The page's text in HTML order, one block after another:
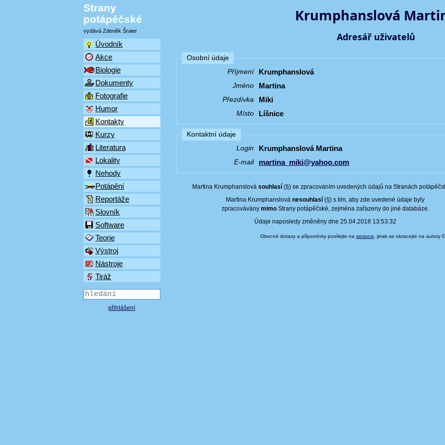
Strany
potápěčské
vydává Zdeněk Šraier
Úvodník
Akce
Biologie
Dokumenty
Fotografie
Humor
Kontakty
Kurzy
Literatura
Lokality
Nehody
Potápění
Reportáže
Slovník
Software
Teorie
Výstroj
Nástroje
Tiráž
přihlášení
Krumphanslová
Adresář uživatelů
Osobní údaje
Příjmení
Krumphanslová
Jméno Martina
Přezdívka Miki
Místo Líšnice
Kontaktní údaje
Login
Krumphanslová Martina
E-mail martina_miki@yahoo.com
Martina Krumphanslovásouhlasí (§) se zpracováním uvedených údajů na Stranách
Martina Krumphanslová nesouhlasí(§) s tím, aby zde uvedené údaje byly
zpracovávány mimoStrany potápěčské, zejména zařazeny do jiné databáze.
Údaje naposledy změněny dne 25.04.2018 13:53:32
Obecné dotazy a připomínky posílejte na spravce , jinak se obracejte na autory